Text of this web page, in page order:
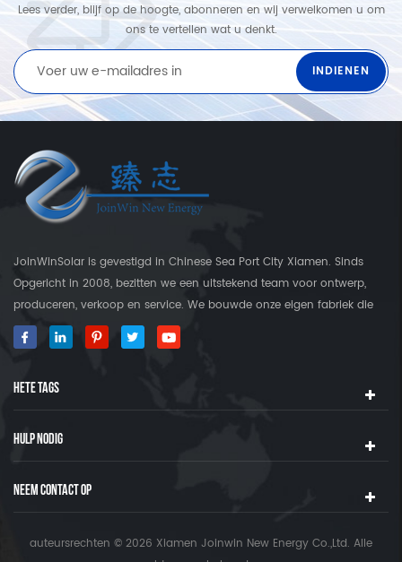
Lees verder, blijf op de hoogte, abonneren en wij verwelkomen u om
ons te vertellen wat u denkt.
JoinWinSolar is gevestigd in Chinese Sea Port City Xiamen. Sinds
Opgericht in 2008, bezitten we een uitstekend team voor ontwerp,
produceren, verkoop en service. We bouwde onze eigen fabriek die
meer is dan 3000 Square's land. Als wereldwijde leverancier in Solar
Mounting Brackets, JoinWinSolar heeft toegevoegde waarde voor
Producten omvatten het volgende: 1, metalen
dakzaalmontagesystemen en -accessoires 2, tegel Dak
zonnebevestigingssystemen en accessoires 3, Concrete platte
Montagebeugels 7, grondschroeven We Lever Solar
commerciële projecten. ◆ productie uitrusting We voornamelijk
HETE TAGS
HULP NODIG
NEEM CONTACT OP
auteursrechten © 2026 Xiamen Joinwin New Energy Co.,Ltd. Alle